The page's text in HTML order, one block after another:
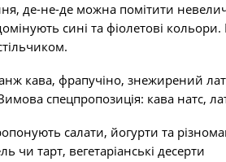
де-не-де можна помітити
сині та фіолетові
кава, фрапучіно, знежирений
спецпропозиція: кава натс,
салати, йогурти та
тарт, вегетаріанські десерти